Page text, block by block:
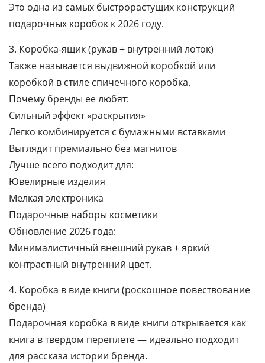
Это одна из самых быстрорастущих конструкций
подарочных коробок к 2026 году.
3. Коробка-ящик (рукав + внутренний лоток)
Также называется выдвижной коробкой или
коробкой в ​​стиле спичечного коробка.
Почему бренды ее любят:
Сильный эффект «раскрытия»
Легко комбинируется с бумажными вставками
Выглядит премиально без магнитов
Лучше всего подходит для:
Ювелирные изделия
Мелкая электроника
Подарочные наборы косметики
Обновление 2026 года:
Минималистичный внешний рукав + яркий
контрастный внутренний цвет.
4. Коробка в виде книги (роскошное повествование
бренда)
Подарочная коробка в виде книги открывается как
книга в твердом переплете — идеально подходит
для рассказа истории бренда.